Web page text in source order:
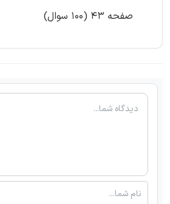
صفحه 43 (100 سوال)